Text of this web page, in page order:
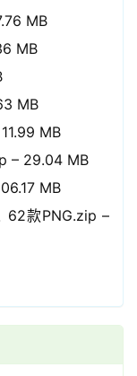
MB
MB
MB
MB
– 29.04 MB
MB
62款PNG.zip –